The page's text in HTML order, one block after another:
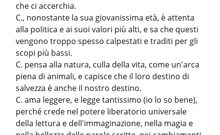
che ci accerchia.
C., nonostante la sua giovanissima età, è attenta
alla politica e ai suoi valori più alti, e sa che questi
vengono troppo spesso calpestati e traditi per gli
scopi più bassi.
C. pensa alla natura, culla della vita, come un'arca
piena di animali, e capisce che il loro destino di
salvezza è anche il nostro destino.
C. ama leggere, e legge tantissimo (io lo so bene),
perché crede nel potere liberatorio universale
della lettura e dell'immaginazione, nella magia e